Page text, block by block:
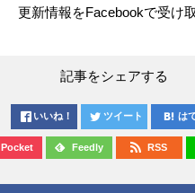
更新情報をFacebookで受け
記事をシェアする
いいね！ ツイート は
Pocket Feedly RSS